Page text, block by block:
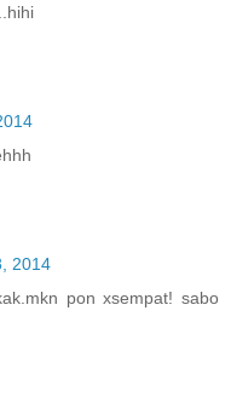
2014
pon xsempat! sabo